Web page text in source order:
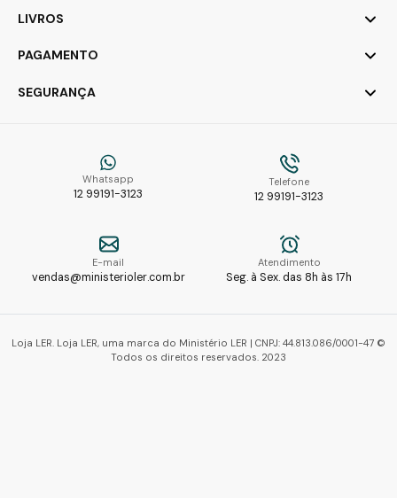
Whatsapp
12 99191-3123
Telefone
12 99191-3123
E-mail
vendas@ministerioler.com.br
Atendimento
Seg. à Sex. das 8h às 17h
LIVROS
PAGAMENTO
SEGURANÇA
Loja LER. Loja LER, uma marca do Ministério LER | CNPJ: 44.813.086/0001-47 ©
Todos os direitos reservados. 2023